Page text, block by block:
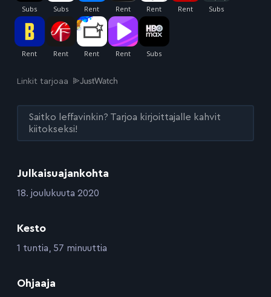
Julkaisuajankohta
:18. joulukuuta 2020
Kesto
:1 tuntia, 57 minuuttia
Ohjaaja
Linkit tarjoaa
Saitko leffavinkin? Tarjoa kirjoittajalle kahvit
kiitokseksi!